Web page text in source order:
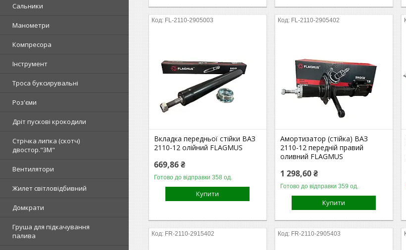
Сальники
Манометри
Компресора
Інструмент
Троса буксирувальні
Роз'єми
Дріт пускові крокодили
Стрічка липка (скотч)
двостор."3М"
Вентилятори
Жилет світловідбивний
Домкрати
Груша для підкачування
палива
FL-2110-2905003
Вкладка передньої стійки ВАЗ
2110-12 олійний FLAGMUS
669,86 ₴
Готово до відправки 358 од.
Купити
FL-2110-2905402
Амортизатор (стійка) ВАЗ
2110-12 передній правий
оливний FLAGMUS
1 298,60 ₴
Готово до відправки 359 од.
Купити
FR-2110-2915402 FR-2110-2905403